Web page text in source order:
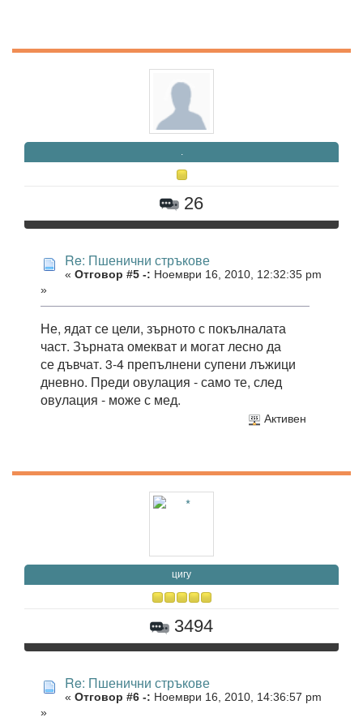
.
26
Re: Пшенични стръкове
« Отговор #5 -: Ноември 16, 2010, 12:32:35 pm
»
Не, ядат се цели, зърното с покълналата
част. Зърната омекват и могат лесно да
се дъвчат. 3-4 препълнени супени лъжици
дневно. Преди овулация - само те, след
овулация - може с мед.
Активен
цигу
3494
Re: Пшенични стръкове
« Отговор #6 -: Ноември 16, 2010, 14:36:57 pm
»